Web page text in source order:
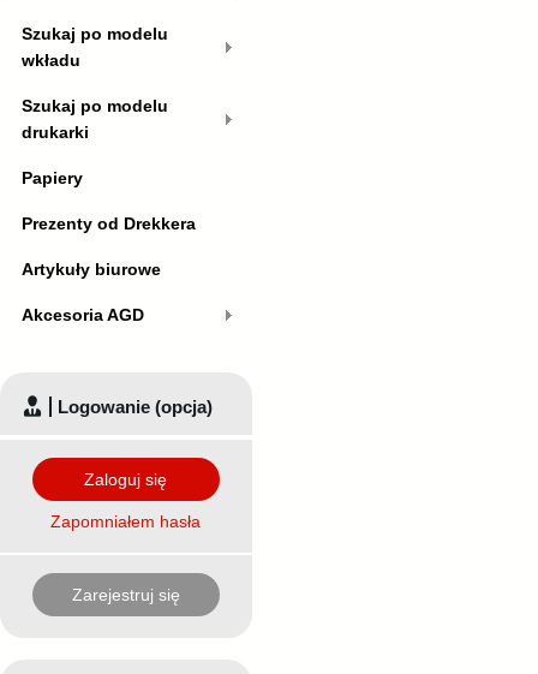
Szukaj po modelu
wkładu
Szukaj po modelu
drukarki
Papiery
Prezenty od Drekkera
Artykuły biurowe
Akcesoria AGD
Logowanie (opcja)
Zaloguj się
Zapomniałem hasła
Zarejestruj się